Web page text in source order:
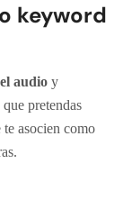
keyword
audio y
pretendas
asocien como